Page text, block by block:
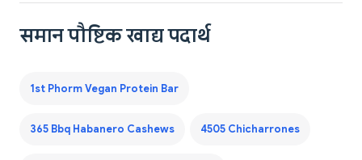
समान पौष्टिक खाद्य पदार्थ
1st Phorm Vegan Protein Bar
365 Bbq Habanero Cashews 4505 Chicharrones